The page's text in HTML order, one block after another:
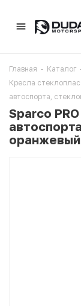
Главная - Каталог
Кресла
автоспорта,
Sparco